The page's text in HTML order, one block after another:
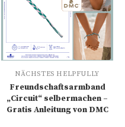
NÄCHSTES HELPFULLY
Freundschaftsarmband
„Circuit“ selbermachen –
Gratis Anleitung von DMC